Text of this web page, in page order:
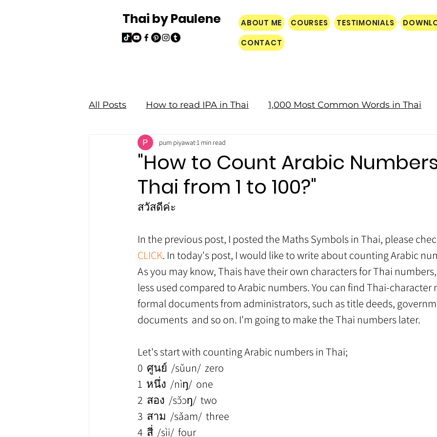
Thai by Paulene ABOUT ME COURSES TESTIMONIALS
CONTACT
All Posts How to read IPA in Thai 1,000 Most Common Words in Thai
Read and Write Thai Culture
"How to Count Arabic
Thai from 1 to 100?"
pum piyawat 1 min read
สวัสดีค่ะ
In the previous post, I posted the Maths Symbols in Thai, please
CLICK. In today's post, I would like to write about counting Arabic
As you may know, Thais have their own characters for Thai
less used compared to Arabic numbers. You can find Thai-character
formal documents from administrators, such as title deeds,
documents  and so on. I'm going to make the Thai numbers later.
Let's start with counting Arabic numbers in Thai;
0  ศูนย์  /sǔun/  zero
1  หนึ่ง  /nìŋ/  one
2  สอง  /sɔ̌ɔŋ/  two
3  สาม  /sǎam/  three
4  สี่  /sìi/  four